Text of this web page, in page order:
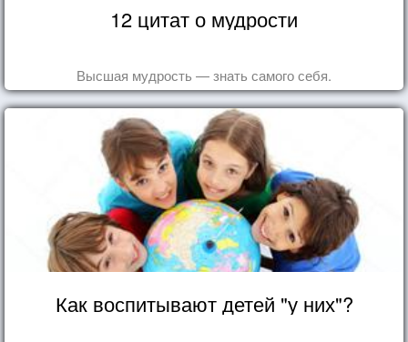
12 цитат о мудрости
Высшая мудрость — знать самого себя.
Как воспитывают детей "у них"?